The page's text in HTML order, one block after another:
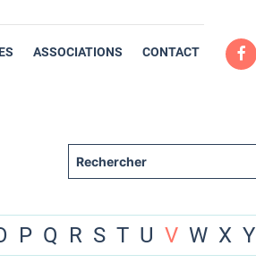
ASSOCIATIONS CONTACT
P Q R S T U V W X Y